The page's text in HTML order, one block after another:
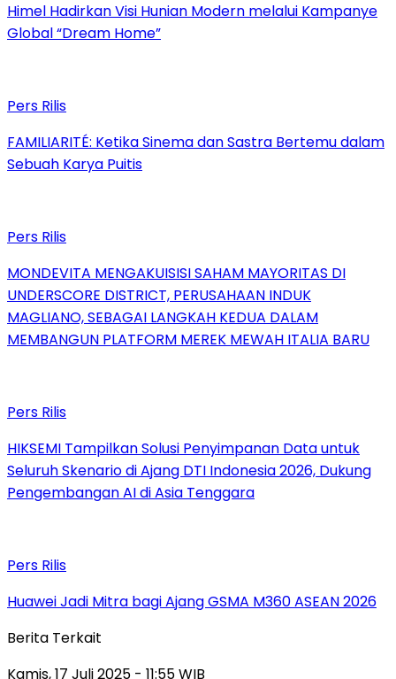
Himel Hadirkan Visi Hunian Modern melalui Kampanye
Global “Dream Home”
Pers Rilis
FAMILIARITÉ: Ketika Sinema dan Sastra Bertemu dalam
Sebuah Karya Puitis
Pers Rilis
MONDEVITA MENGAKUISISI SAHAM MAYORITAS DI
UNDERSCORE DISTRICT, PERUSAHAAN INDUK
MAGLIANO, SEBAGAI LANGKAH KEDUA DALAM
MEMBANGUN PLATFORM MEREK MEWAH ITALIA BARU
Pers Rilis
HIKSEMI Tampilkan Solusi Penyimpanan Data untuk
Seluruh Skenario di Ajang DTI Indonesia 2026, Dukung
Pengembangan AI di Asia Tenggara
Pers Rilis
Huawei Jadi Mitra bagi Ajang GSMA M360 ASEAN 2026
Berita Terkait
Kamis, 17 Juli 2025 - 11:55 WIB